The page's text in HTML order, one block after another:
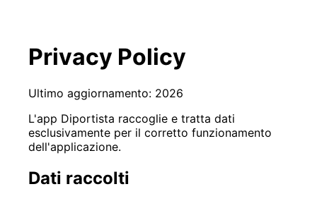
Privacy Policy
Ultimo aggiornamento: 2026
L'app Diportista raccoglie e tratta dati
esclusivamente per il corretto funzionamento
dell'applicazione.
Dati raccolti